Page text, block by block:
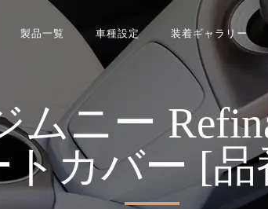
製品一覧 車種設定 装着ギャラリー
ムニー
トカバー [品